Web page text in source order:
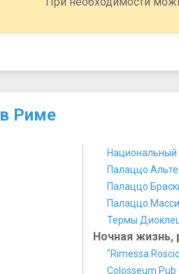
в Риме
Национальный
Палаццо
Палаццо
Палаццо
Термы
Ночная жизнь,
"Rimessa
Colosseum Pub